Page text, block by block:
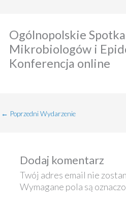
Ogólnopolskie
Mikrobiologów i
Konferencja online
← Poprzedni Wydarzenie
Dodaj komentarz
Twój adres email nie
Wymagane pola są